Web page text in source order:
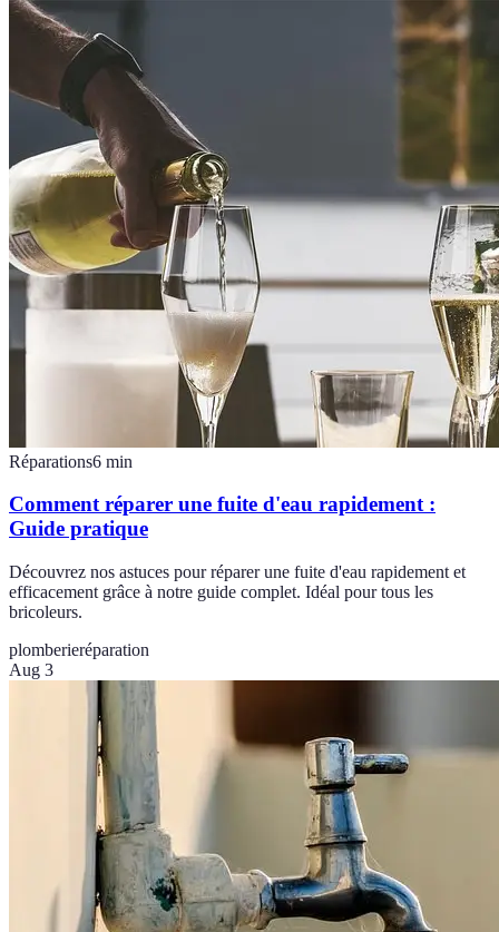
Réparations6 min
Comment réparer une fuite d'eau rapidement :
Guide pratique
Découvrez nos astuces pour réparer une fuite d'eau rapidement et
efficacement grâce à notre guide complet. Idéal pour tous les
bricoleurs.
plomberieréparation
Aug 3